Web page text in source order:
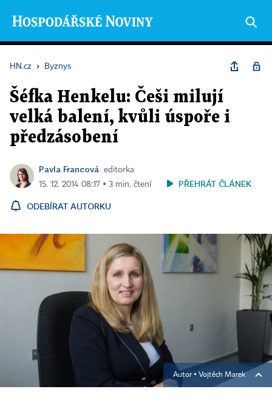
HN.cz › Byznys
Šéfka Henkelu: Češi milují
velká balení, kvůli úspoře i
předzásobení
Pavla Francová
editorka
15. 12. 2014 08:17 ▪ 3 min. čtení
PŘEHRÁT ČLÁNEK
ODEBÍRAT AUTORKU
Autor ▪ Vojtěch Marek